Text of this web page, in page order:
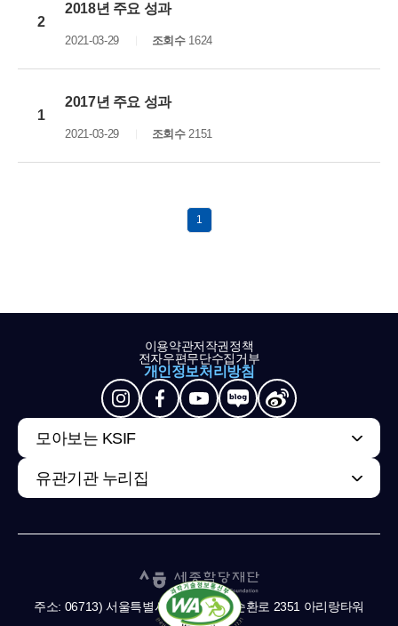
2
2018년 주요 성과
2021-03-29 조회수1624
1
2017년 주요 성과
2021-03-29 조회수2151
1
이용약관저작권정책
전자우편무단수집거부
개인정보처리방침
모아보는 KSIF
유관기관 누리집
주소: 06713) 서울특별시 서초구 남부순환로 2351 아리랑타워